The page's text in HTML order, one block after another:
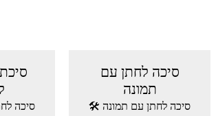
סיכה לחתן עם
תמונה
סיכה לחתן עם תמונה 🛠️
סיכה